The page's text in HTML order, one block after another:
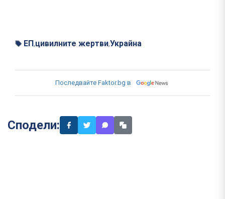
ЕП,цивилните жертви,Украйна
Последвайте Faktor.bg в
Сподели: